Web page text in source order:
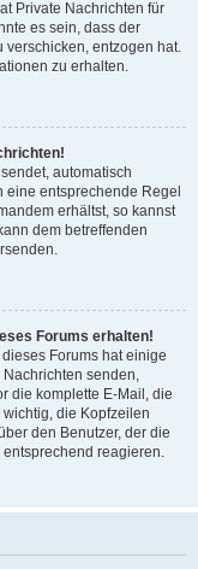
Private Nachrichten für
es sein, dass der
verschicken, entzogen hat.
zu erhalten.
automatisch
eine entsprechende Regel
erhältst, so kannst
dem betreffenden
Forums erhalten!
Forums hat einige
senden,
die komplette E-Mail, die
die Kopfzeilen
den Benutzer, der die
entsprechend reagieren.